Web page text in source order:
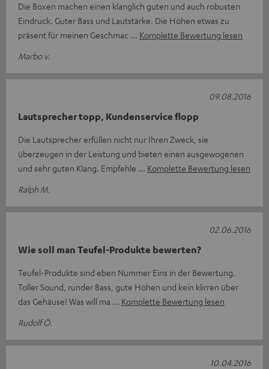
Die Boxen machen einen klanglich guten und auch robusten
Eindruck. Guter Bass und Lautstärke. Die Höhen etwas zu
präsent für meinen Geschmac
Komplette Bewertung lesen
Marbo v.
Lautsprecher topp, Kundenservice flopp
Die Lautsprecher erfüllen nicht nur Ihren Zweck, sie
überzeugen in der Leistung und bieten einen ausgewogenen
und sehr guten Klang. Empfehle
Komplette Bewertung lesen
Ralph M.
09.08.2016
Wie soll man Teufel-Produkte bewerten?
Teufel-Produkte sind eben Nummer Eins in der Bewertung.
Toller Sound, runder Bass, gute Höhen und kein klirren über
das Gehäuse! Was will ma
Komplette Bewertung lesen
Rudolf Ö.
02.06.2016
10.04.2016